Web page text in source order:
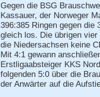
Gegen die BSG
Kassauer, der Norweger
396:385 Ringen gegen die
gleich los. Die übrigen
die Niedersachsen keine
Mit 4:1 gewann
Erstligaabsteiger KKS
folgenden 5:0 über die
der Anwärter auf die